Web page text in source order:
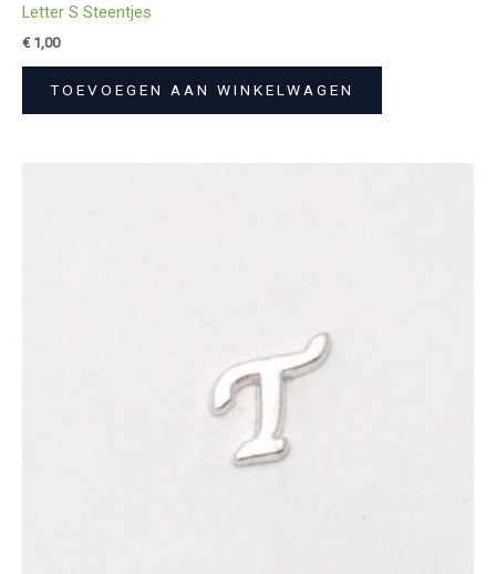
Letter S Steentjes
€1,00
TOEVOEGEN AAN WINKELWAGEN